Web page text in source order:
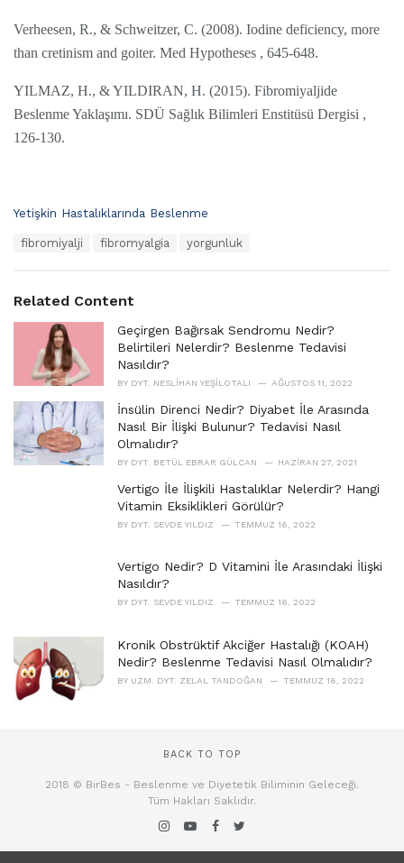
Verheesen, R., & Schweitzer, C. (2008). Iodine deficiency, more
than cretinism and goiter. Med Hypotheses , 645-648.
YILMAZ, H., & YILDIRAN, H. (2015). Fibromiyaljide
Beslenme Yaklaşımı. SDÜ Sağlık Bilimleri Enstitüsü Dergisi ,
126-130.
C
r
i
Yetişkin Hastalıklarında Beslenme
T
:
fibromiyalji fibromyalgia yorgunluk
Related Content
Geçirgen Bağırsak Sendromu Nedir?
Belirtileri Nelerdir? Beslenme Tedavisi
Nasıldır?
BY DYT. NESLIHAN YEŞILOTALI AĞUSTOS 11, 2022
İnsülin Direnci Nedir? Diyabet İle Arasında
Nasıl Bir İlişki Bulunur? Tedavisi Nasıl
Olmalıdır?
BY DYT. BETÜL EBRAR GÜLCAN HAZIRAN 27, 2021
Vertigo İle İlişkili Hastalıklar Nelerdir? Hangi
Vitamin Eksiklikleri Görülür?
BY DYT. SEVDE YILDIZ TEMMUZ 16, 2022
Vertigo Nedir? D Vitamini İle Arasındaki İlişki
Nasıldır?
BY DYT. SEVDE YILDIZ TEMMUZ 16, 2022
Kronik Obstrüktif Akciğer Hastalığı (KOAH)
Nedir? Beslenme Tedavisi Nasıl Olmalıdır?
BY UZM. DYT. ZELAL TANDOĞAN TEMMUZ 16, 2022
BACK TO TOP
2018 © BirBes - Beslenme ve Diyetetik Biliminin Geleceği.
Tüm Hakları Saklıdır.